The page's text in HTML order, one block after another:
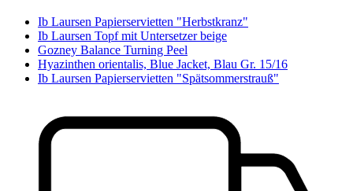
Ib Laursen Papierservietten "Herbstkranz"
Ib Laursen Topf mit Untersetzer beige
Gozney Balance Turning Peel
Hyazinthen orientalis, Blue Jacket, Blau Gr. 15/16
Ib Laursen Papierservietten "Spätsommerstrauß"